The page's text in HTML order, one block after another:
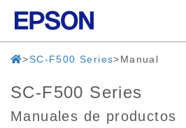
SC-F500 Series Manual
SC-F500 Series
Manuales de productos